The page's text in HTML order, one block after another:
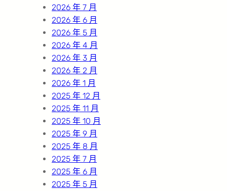
2026 年 7 月
2026 年 6 月
2026 年 5 月
2026 年 4 月
2026 年 3 月
2026 年 2 月
2026 年 1 月
2025 年 12 月
2025 年 11 月
2025 年 10 月
2025 年 9 月
2025 年 8 月
2025 年 7 月
2025 年 6 月
2025 年 5 月